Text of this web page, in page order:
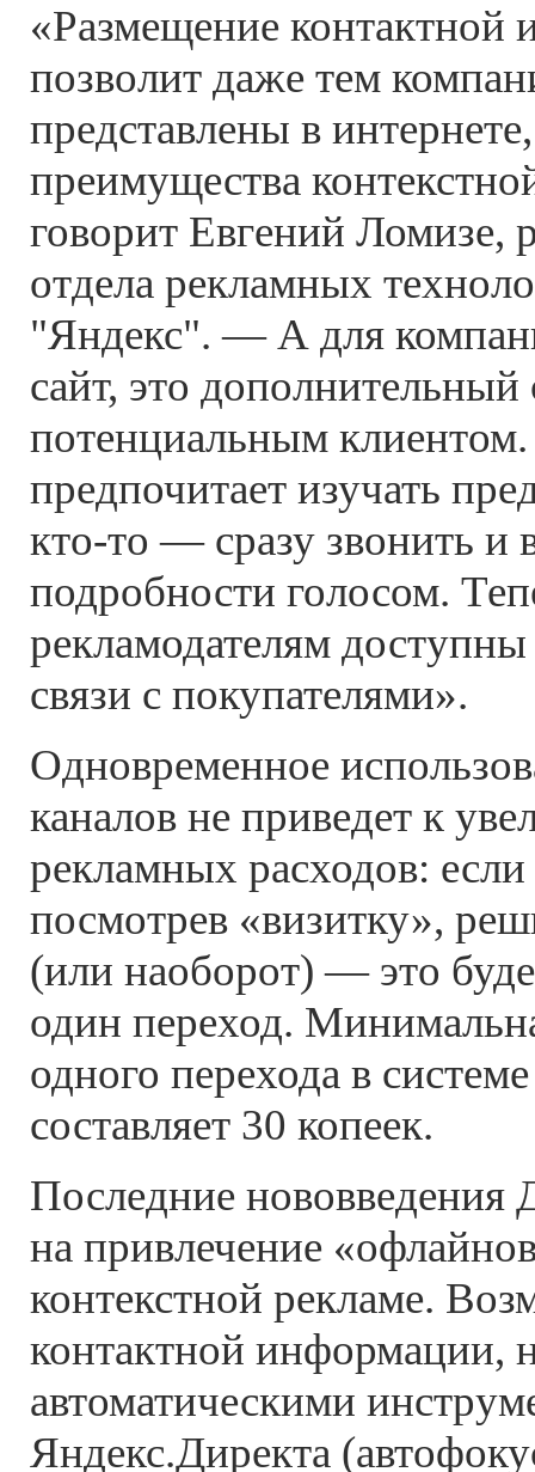
«Размещение контактной
позволит даже тем
представлены в
преимущества
говорит Евгений Ломизе,
отдела рекламных
"Яндекс". — А для
сайт, это дополнительный
потенциальным
предпочитает изучать
кто-то — сразу звонить и
подробности голосом.
рекламодателям доступны
связи с покупателями».
Одновременное
каналов не приведет к
рекламных расходов: если
посмотрев «визитку»,
(или наоборот) — это
один переход.
одного перехода в
составляет 30 копеек.
Последние нововведения
на привлечение
контекстной рекламе.
контактной информации,
автоматическими
Яндекс.Директа